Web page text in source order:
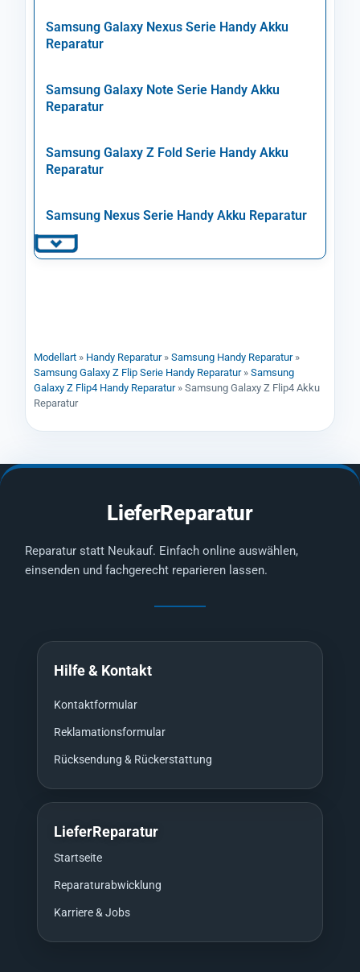
Samsung Galaxy Nexus Serie Handy Akku
Reparatur
Samsung Galaxy Note Serie Handy Akku
Reparatur
Samsung Galaxy Z Fold Serie Handy Akku
Reparatur
Samsung Nexus Serie Handy Akku Reparatur
Modellart » Handy Reparatur» Samsung Handy Reparatur»
Samsung Galaxy Z Flip Serie Handy Reparatur» Samsung
Galaxy Z Flip4 Handy Reparatur» Samsung Galaxy Z Flip4 Akku
Reparatur
LieferReparatur
Reparatur statt Neukauf. Einfach online auswählen,
einsenden und fachgerecht reparieren lassen.
Hilfe & Kontakt
Kontaktformular
Reklamationsformular
Rücksendung & Rückerstattung
LieferReparatur
Startseite
Reparaturabwicklung
Karriere & Jobs